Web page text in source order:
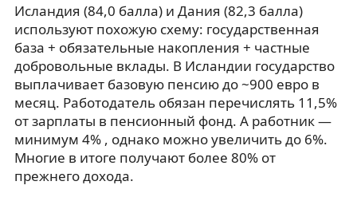
Исландия (84,0 балла) и Дания (82,3 балла)
используют похожую схему: государственная
база + обязательные накопления + частные
добровольные вклады. В Исландии государство
выплачивает базовую пенсию до ~900 евро в
месяц. Работодатель обязан перечислять 11,5%
от зарплаты в пенсионный фонд. А работник —
минимум 4% , однако можно увеличить до 6%.
Многие в итоге получают более 80% от
прежнего дохода.